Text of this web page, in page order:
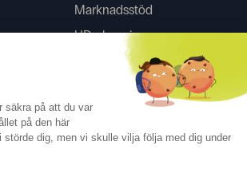
Marknadsstöd
HD-skanning
säkra på att du var
på den här
störde dig, men vi skulle vilja följa med dig under